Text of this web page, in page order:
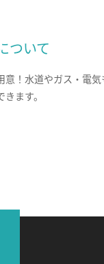
ついて
意！水道やガス・電
ます。